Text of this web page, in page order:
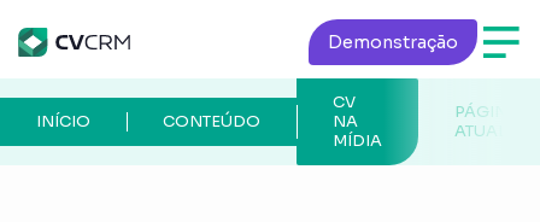
Demonstração
PÁGINA
ATUAL
CV
NA
MÍDIA
CONTEÚDO
INÍCIO